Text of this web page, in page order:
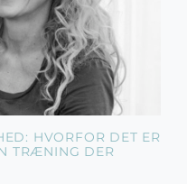
HVORFOR DET ER
TRÆNING DER